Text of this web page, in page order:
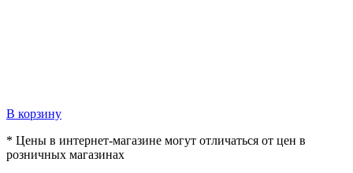
В корзину
* Цены в интернет-магазине могут отличаться от цен в
розничных магазинах